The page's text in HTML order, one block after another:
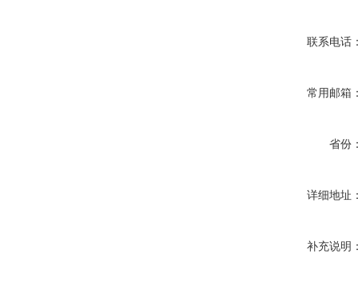
联系电话
常用邮箱
省份
详细地址
补充说明